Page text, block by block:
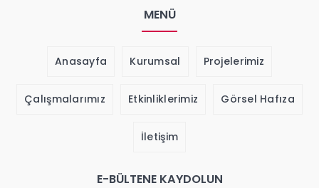
MENÜ
Anasayfa Kurumsal Projelerimiz
Çalışmalarımız Etkinliklerimiz Görsel Hafıza
İletişim
E-BÜLTENE KAYDOLUN